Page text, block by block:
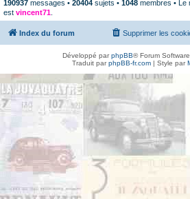
190937 messages • 20404 sujets • 1048 membres • Le
est vincent71
Index du forum Supprimer les
Développé parphpBB® Forum
Traduit parphpBB-fr.com| Style par